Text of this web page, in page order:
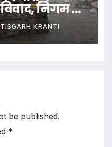
निगम ने
KRANTI
be published.
*